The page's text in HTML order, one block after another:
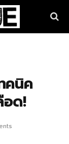
คนิค
อด!